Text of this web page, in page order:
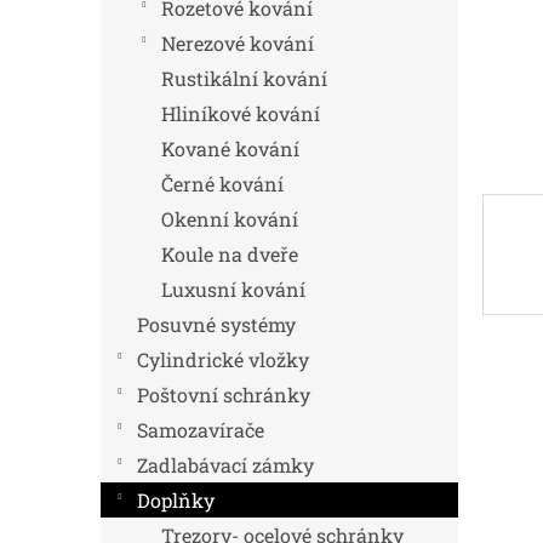
Rozetové kování
Nerezové kování
Rustikální kování
Hliníkové kování
Kované kování
Černé kování
Okenní kování
Koule na dveře
Luxusní kování
Posuvné systémy
Cylindrické vložky
Poštovní schránky
Samozavírače
Zadlabávací zámky
Doplňky
Trezory- ocelové schránky